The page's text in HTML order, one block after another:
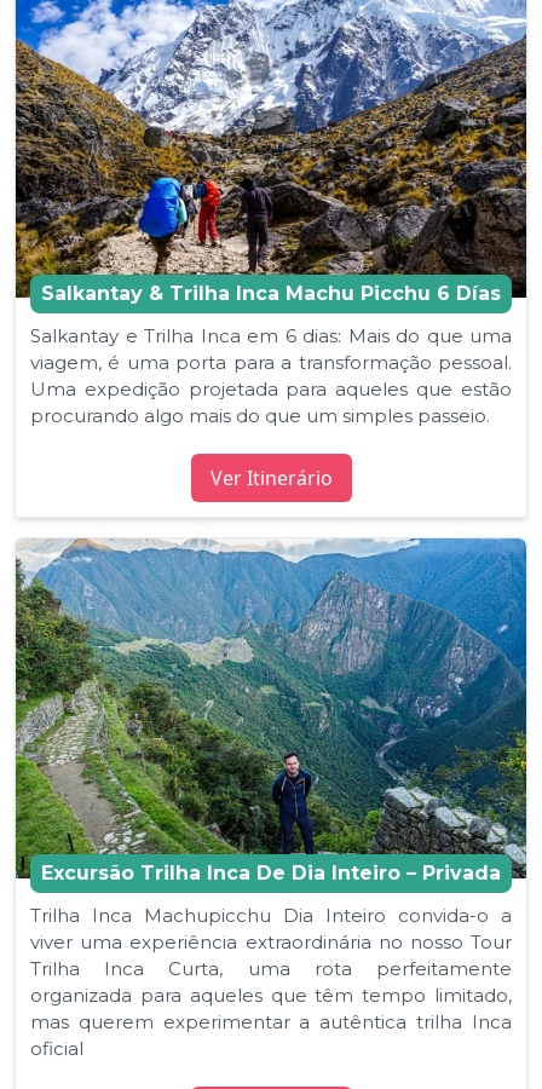
Salkantay & Trilha Inca Machu Picchu 6 Días
Salkantay e Trilha Inca em 6 dias: Mais do que uma
viagem, é uma porta para a transformação pessoal.
Uma expedição projetada para aqueles que estão
procurando algo mais do que um simples passeio.
Ver Itinerário
Excursão Trilha Inca De Dia Inteiro – Privada
Trilha Inca Machupicchu Dia Inteiro convida-o a
viver uma experiência extraordinária no nosso Tour
Trilha Inca Curta, uma rota perfeitamente
organizada para aqueles que têm tempo limitado,
mas querem experimentar a autêntica trilha Inca
oficial